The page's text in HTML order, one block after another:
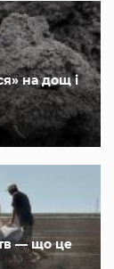
на дощ і
— що це